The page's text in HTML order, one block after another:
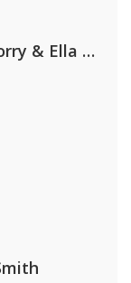
Nathan Dawe, Joel Corry & Ella Henderson